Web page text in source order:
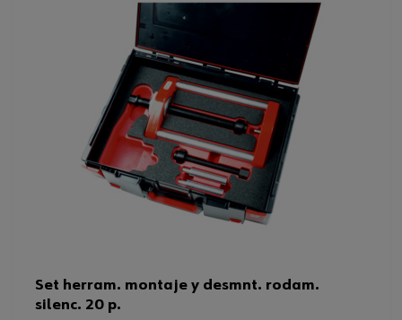
Set herram. montaje y desmnt. rodam.
silenc. 20 p.